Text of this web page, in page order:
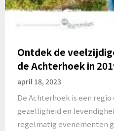
Ontdek de
de Achterhoek in
april 18, 2023
De Achterhoek is een
gezelligheid en
regelmatig evenementen